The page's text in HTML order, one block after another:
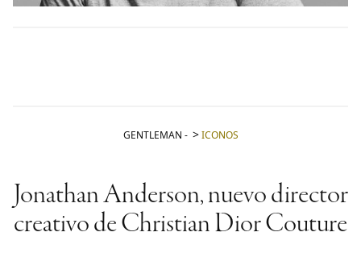
GENTLEMAN - ICONOS
Jonathan Anderson, nuevo director
creativo de Christian Dior Couture